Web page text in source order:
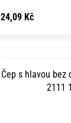
24,09 Kč
Čep s hlavou bez